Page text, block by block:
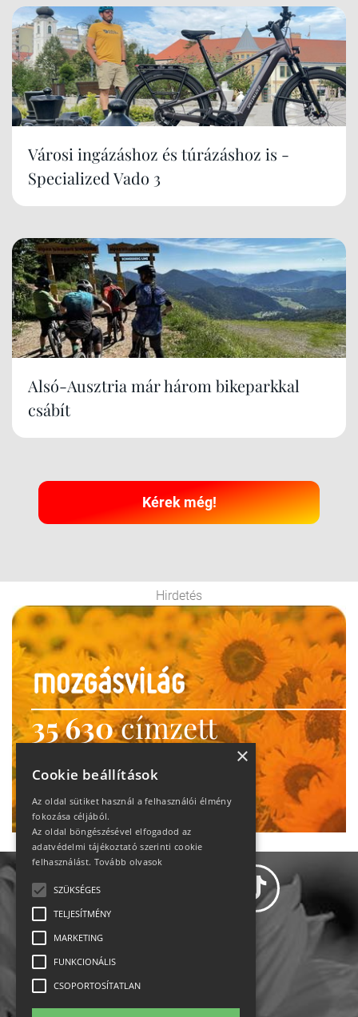
Városi ingázáshoz és túrázáshoz is -
Specialized Vado 3
Alsó-Ausztria már három bikeparkkal
csábít
Kérek még!
Hirdetés
35 630címzett
heti motiváció
Ne maradj le!
Állásajánlatok
×
Cookie beállítások
Az oldal sütiket használ a felhasználói élmény
fokozása céljából.
Az oldal böngészésével elfogadod az
adatvédelmi tájékoztató szerinti cookie
felhasználást. Tovább olvasok
SZÜKSÉGES
TELJESÍTMÉNY
MARKETING
FUNKCIONÁLIS
CSOPORTOSÍTATLAN